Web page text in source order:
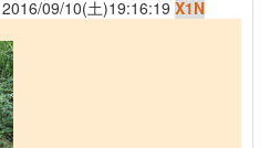
2016/09/10(土)19:16:19 X1N